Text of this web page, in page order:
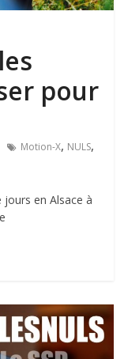
pour
Motion-X, NULS,
jours en Alsace à